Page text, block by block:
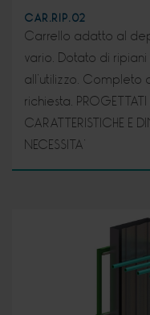
CAR.RIP.02
Carrello adatto al
vario. Dotato di
all’utilizzo.
richiesta.
CARATTERISTICHE E
NECESSITA’